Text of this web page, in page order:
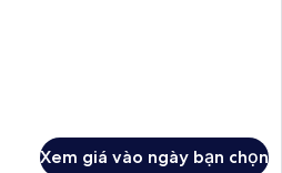
Xem giá vào ngày bạn chọn